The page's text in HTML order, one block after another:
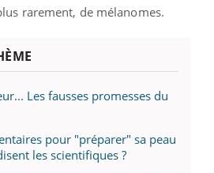
rarement, de mélanomes.
Les fausses promesses du
pour "préparer" sa peau
les scientifiques ?